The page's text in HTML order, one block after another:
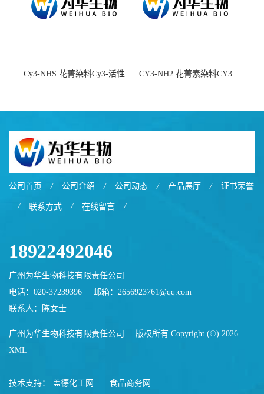
Cy3-NHS 花菁染料Cy3-活性
CY3-NH2 花菁素染料CY3
公司首页 / 公司介绍 / 公司动态 / 产品展厅 / 证书荣誉
/ 联系方式 / 在线留言 /
18922492046
广州为华生物科技有限责任公司
电话：020-37239396
邮箱： 2656923761@qq.com
联系人：陈女士
广州为华生物科技有限责任公司
版权所有 Copyright (©) 2026
XML
技术支持： 盖德化工网 食品商务网